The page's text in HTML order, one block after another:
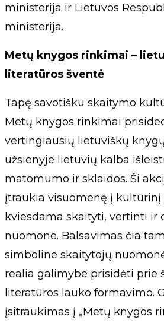
ministerija ir Lietuvos
ministerija.
Metų knygos rinkimai –
literatūros šventė
Tapę savotišku skaitymo
Metų knygos rinkimai
vertingiausių lietuviškų
užsienyje lietuvių kalba
matomumo ir sklaidos. Ši
įtraukia visuomenę į kultūrinį
kviesdama skaityti, vertinti ir
nuomone. Balsavimas čia
simboline skaitytojų
realia galimybe prisidėti prie
literatūros lauko formavimo.
įsitraukimas į „Metų knygos